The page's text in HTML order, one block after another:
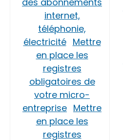
internet,
téléphonie,
électricité Mettre
en place les
registres
obligatoires de
votre micro-
entreprise Mettre
en place les
registres